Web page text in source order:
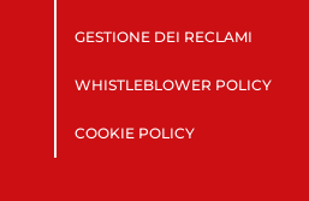
GESTIONE DEI RECLAMI
WHISTLEBLOWER POLICY
COOKIE POLICY